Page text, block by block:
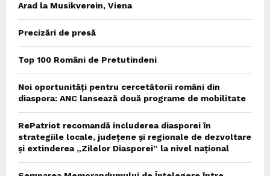
Arad la Musikverein, Viena
Precizări de presă
Top 100 Români de Pretutindeni
Noi oportunități pentru cercetătorii români din
diaspora: ANC lansează două programe de mobilitate
RePatriot recomandă includerea diasporei în
strategiile locale, județene și regionale de dezvoltare
și extinderea „Zilelor Diasporei” la nivel național